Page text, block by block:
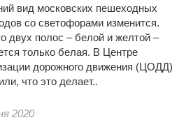
вид московских пешеходных
со светофорами изменится.
двух полос – белой и желтой –
только белая. В Центре
дорожного движения (ЦОДД)
что это делает..
2020